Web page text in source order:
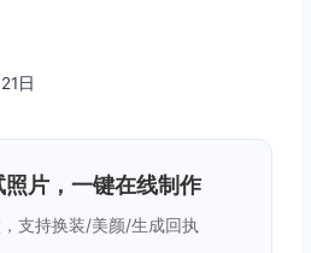
日
片，一键在线制作
支持换装/美颜/生成回执